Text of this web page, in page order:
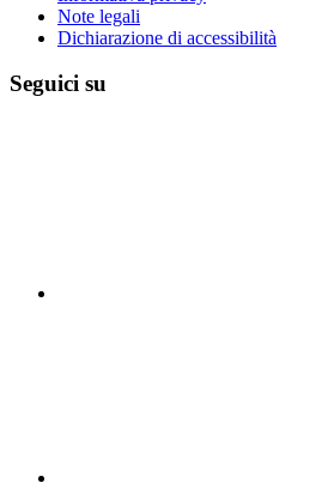
Note legali
Dichiarazione di accessibilità
Seguici su